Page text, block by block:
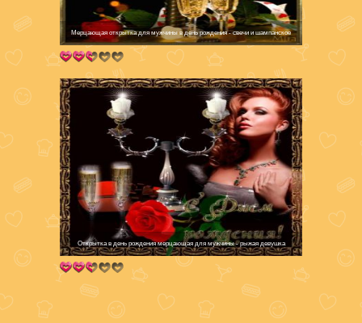
Мерцающая открытка для мужчины в день рождения - свечи и шампанское
Открытка в день рождения мерцающая для мужчины - рыжая девушка